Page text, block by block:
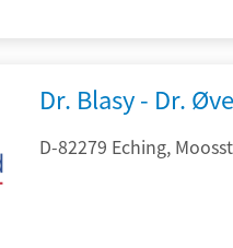
Dr. Blasy - Dr.
D-82279 Eching,